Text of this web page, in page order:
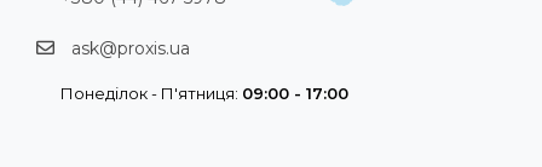
ask@proxis.ua
Понеділок - П'ятниця: 09:00 - 17:00